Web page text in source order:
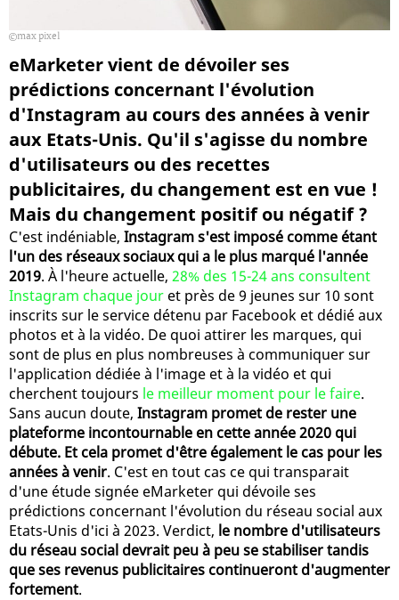
max pixel
eMarketer vient de dévoiler ses
prédictions concernant l'évolution
d'Instagram au cours des années à venir
aux Etats-Unis. Qu'il s'agisse du nombre
d'utilisateurs ou des recettes
publicitaires, du changement est en vue !
Mais du changement positif ou négatif ?
C'est indéniable, Instagram s'est imposé comme étant
l'un des réseaux sociaux qui a le plus marqué l'année
2019. À l'heure actuelle, 28% des 15-24 ans consultent
Instagram chaque jour et près de 9 jeunes sur 10 sont
inscrits sur le service détenu par Facebook et dédié aux
photos et à la vidéo. De quoi attirer les marques, qui
sont de plus en plus nombreuses à communiquer sur
l'application dédiée à l'image et à la vidéo et qui
cherchent toujours le meilleur moment pour le faire.
Sans aucun doute, Instagram promet de rester une
plateforme incontournable en cette année 2020 qui
débute. Et cela promet d'être également le cas pour les
années à venir. C'est en tout cas ce qui transparait
d'une étude signée eMarketer qui dévoile ses
prédictions concernant l'évolution du réseau social aux
Etats-Unis d'ici à 2023. Verdict, le nombre d'utilisateurs
du réseau social devrait peu à peu se stabiliser tandis
que ses revenus publicitaires continueront d'augmenter
fortement.